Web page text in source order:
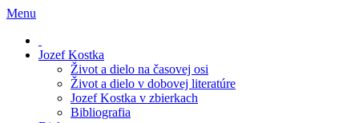
Menu
Jozef Kostka
Život a dielo na časovej osi
Život a dielo v dobovej literatúre
Jozef Kostka v zbierkach
Bibliografia